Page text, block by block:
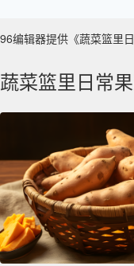
96编辑器提供《蔬菜篮里
蔬菜篮里日常